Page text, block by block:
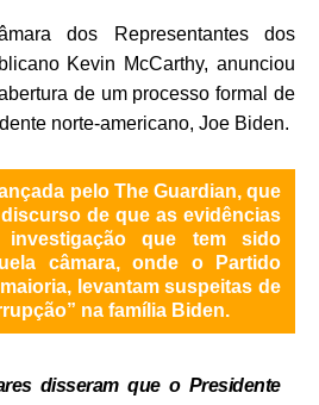
dos Representantes dos
Kevin McCarthy, anunciou
de um processo formal de
norte-americano, Joe Biden.
pelo The Guardian, que
de que as evidências
que tem sido
câmara, onde o Partido
levantam suspeitas de
na família Biden.
disseram que o Presidente